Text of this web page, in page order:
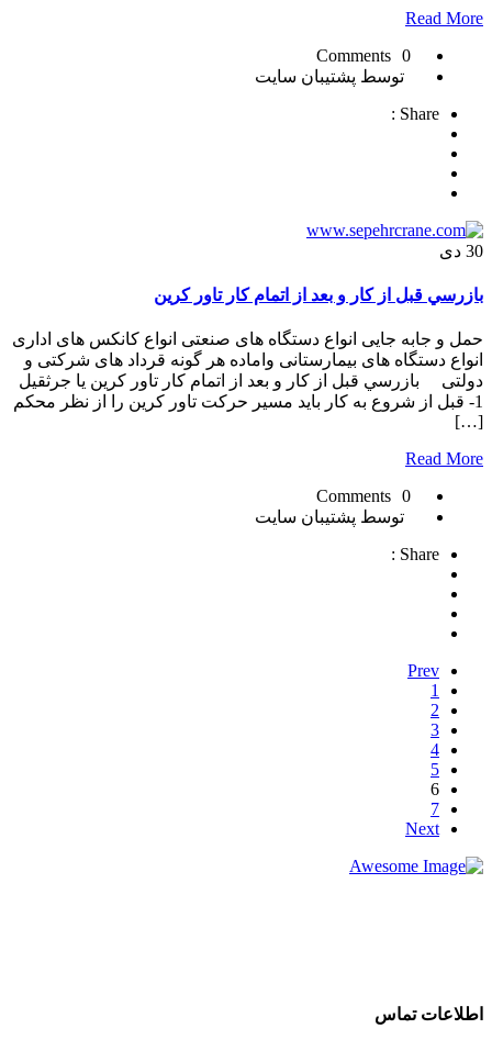
Read More
0 Comments
توسط پشتیبان سایت
Share :
30 دی
بازرسي قبل از کار و بعد از اتمام کار تاور کرين
حمل و جابه جایی انواع دستگاه های صنعتی انواع کانکس های اداری
انواع دستگاه های بیمارستانی واماده هر گونه قرداد های شرکتی و
دولتی بازرسي قبل از کار و بعد از اتمام کار تاور کرين یا جرثقیل
1- قبل از شروع به کار بايد مسير حرکت تاور کرين را از نظر محکم
[…]
Read More
0 Comments
توسط پشتیبان سایت
Share :
Prev
1
2
3
4
5
6
7
Next
اطلاعات تماس